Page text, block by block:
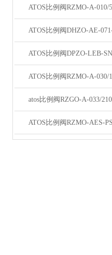
atos比例阀RZGO-A-033/